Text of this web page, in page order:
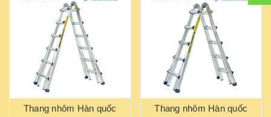
Thang nhôm Hàn quốc
Thang nhôm Hàn quốc